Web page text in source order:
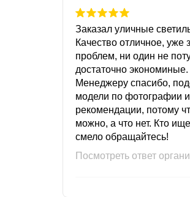
Заказал уличные
Качество отличное, уже
проблем, ни один не
достаточно экономиные.
Менеджеру спасибо,
модели по фотографии
рекомендации, потому
можно, а что нет. Кто
смело обращайтесь!
Посмотреть ответ